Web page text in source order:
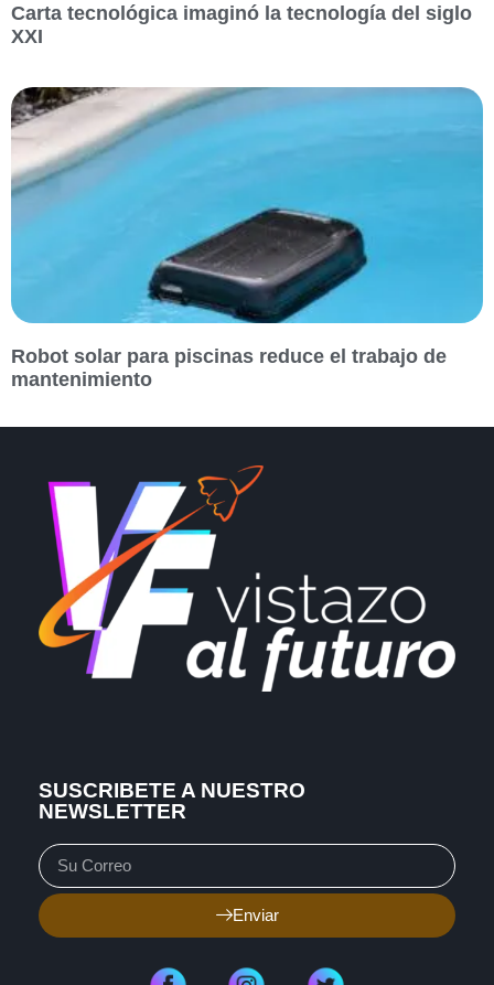
Carta tecnológica imaginó la tecnología del siglo
XXI
Robot solar para piscinas reduce el trabajo de
mantenimiento
SUSCRIBETE A NUESTRO
NEWSLETTER
Enviar